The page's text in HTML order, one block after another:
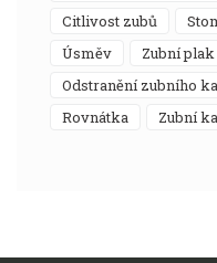
citlivost zubů
úsměv
zubní plak
odstranění zubního
rovnátka
zubní